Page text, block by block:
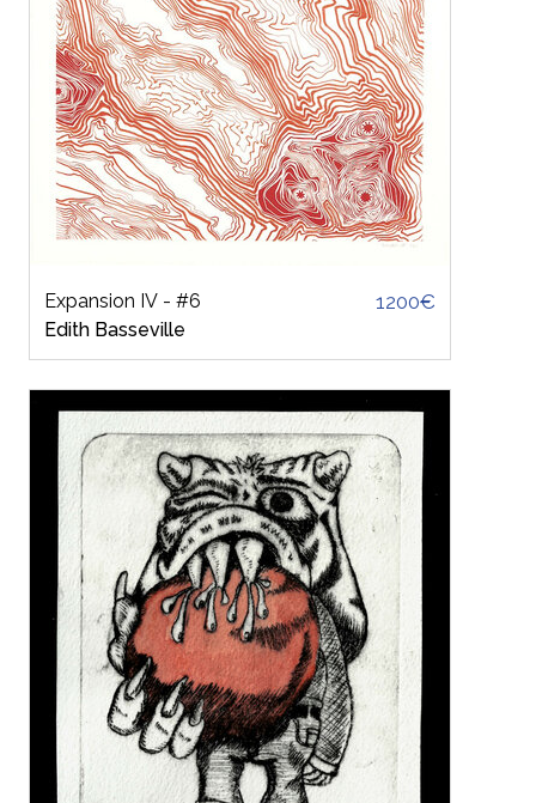
Taille
Petit Moyen
Orientation
Portrait Paysage
Expansion IV - #6
Edith Basseville
1200€